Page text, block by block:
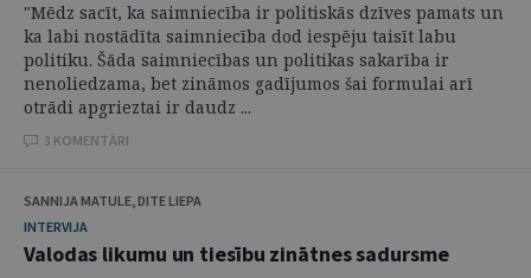
"Mēdz sacīt, ka saimniecība ir politiskās dzīves pamats un
ka labi nostādīta saimniecība dod iespēju taisīt labu
politiku. Šāda saimniecības un politikas sakarība ir
nenoliedzama, bet zināmos gadījumos šai formulai arī
otrādi apgrieztai ir daudz ...
3 KOMENTĀRI
SANNIJA MATULE, DITE LIEPA
INTERVIJA
Valodas likumu un tiesību zinātnes sadursme